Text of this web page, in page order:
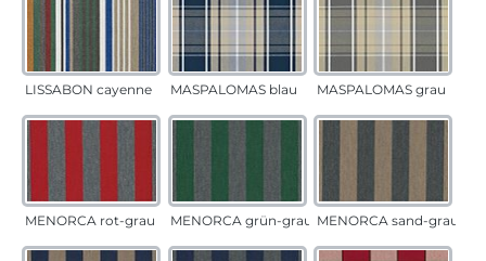
LISSABON cayenne MASPALOMAS blau MASPALOMAS grau
MENORCA rot-grau MENORCA grün-grau MENORCA sand-grau